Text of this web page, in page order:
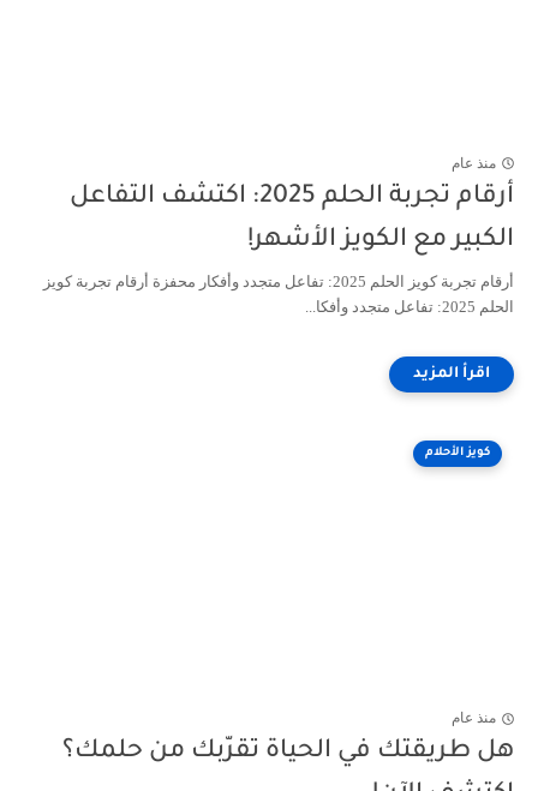
منذ عام
أرقام تجربة الحلم 2025: اكتشف التفاعل
الكبير مع الكويز الأشهر!
أرقام تجربة كويز الحلم 2025: تفاعل متجدد وأفكار محفزة أرقام تجربة كويز
الحلم 2025: تفاعل متجدد وأفكا...
كويز الأحلام
منذ عام
هل طريقتك في الحياة تقرّبك من حلمك؟